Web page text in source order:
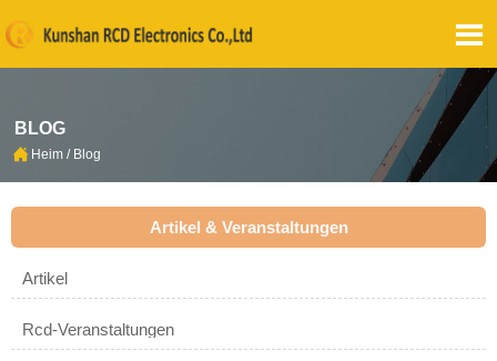

BLOG
 Heim / Blog
Artikel & Veranstaltungen
Artikel
Rcd-Veranstaltungen